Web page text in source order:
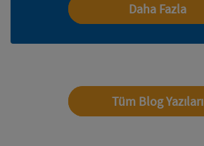
Daha Fazla
Tüm Blog Yazıları